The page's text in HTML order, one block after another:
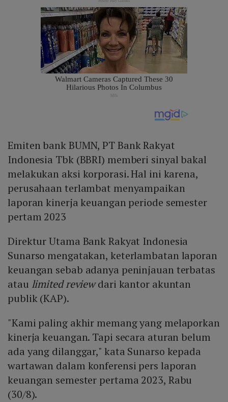
Emiten bank BUMN, PT Bank Rakyat
Indonesia Tbk (BBRI) memberi sinyal bakal
melakukan aksi korporasi. Hal ini karena,
perusahaan terlambat menyampaikan
laporan kinerja keuangan periode semester
pertam 2023
Direktur Utama Bank Rakyat Indonesia
Sunarso mengatakan, keterlambatan laporan
keuangan sebab adanya peninjauan terbatas
atau limited reviewdari kantor akuntan
publik (KAP).
"Kami paling akhir memang yang melaporkan
kinerja keuangan. Tapi secara aturan belum
ada yang dilanggar," kata Sunarso kepada
wartawan dalam konferensi pers laporan
keuangan semester pertama 2023, Rabu
(30/8).